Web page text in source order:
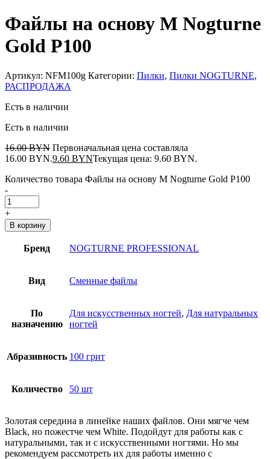
Файлы на основу M Nogturne
Gold P100
Артикул: NFM100g Категории: Пилки, Пилки NOGTURNE,
РАСПРОДАЖА
Есть в наличии
Есть в наличии
16.00BYN Первоначальная цена составляла
16.00 BYN.9.60 BYNТекущая цена: 9.60 BYN.
Количество товара Файлы на основу M Nogturne Gold P100
-
+
В корзину
Бренд NOGTURNE PROFESSIONAL
Вид Сменные файлы
По
назначению
Для искусственных ногтей, Для натуральных
ногтей
Абразивность 100 грит
Количество 50 шт
Золотая середина в линейке наших файлов. Они мягче чем
Black, но пожестче чем White. Подойдут для работы как с
натуральными, так и с искусственными ногтями. Но мы
рекомендуем рассмотреть их для работы именно с